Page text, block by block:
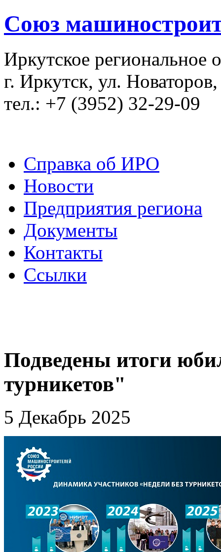
Союз
Иркутское региональное
г. Иркутск, ул.
тел.: +7 (3952) 32-29-09
Справка об ИРО
Новости
Предприятия региона
Документы
Контакты
Ссылки
Подведены итоги
турникетов"
5 Декабрь 2025